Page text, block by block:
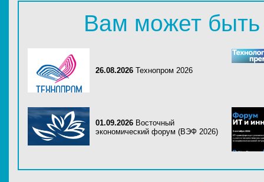
Вам может быть
26.08.2026 Технопром 2026
01.09.2026 Восточный
экономический форум (ВЭФ 2026)